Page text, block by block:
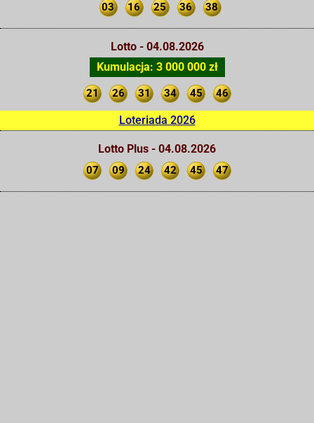
03 16 25 36 38
Lotto - 04.08.2026
Kumulacja: 3 000 000 zł
21 26 31 34 45 46
Loteriada 2026
Lotto Plus - 04.08.2026
07 09 24 42 45 47